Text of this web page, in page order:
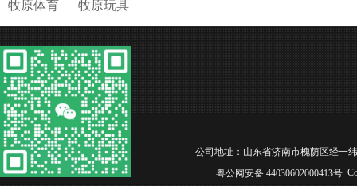
牧原体育
牧原玩具
公司地址：山东省济南市槐荫区经一
粤公网安备 44030602000413号